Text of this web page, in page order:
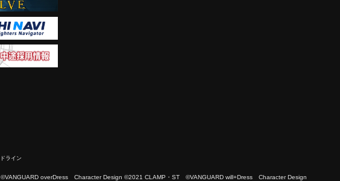
ライン
overDress Character Design ©2021 CLAMP・ST ©VANGUARD will+Dress Character Design